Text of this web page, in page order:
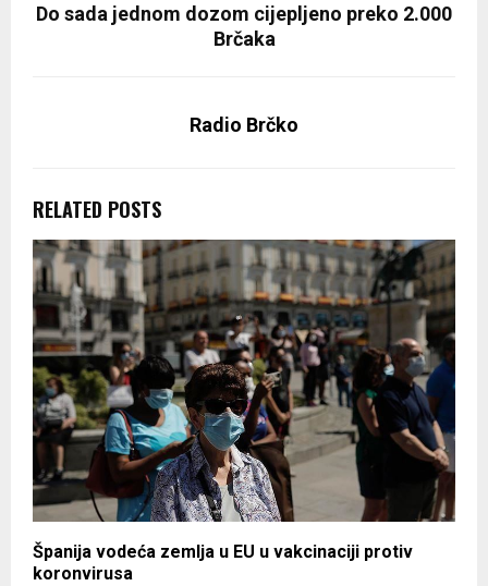
Do sada jednom dozom cijepljeno preko 2.000
Brčaka
Radio Brčko
RELATED POSTS
Španija vodeća zemlja u EU u vakcinaciji protiv
koronvirusa